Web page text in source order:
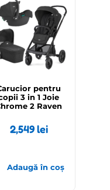
pentru
3 in 1 Joie
2 Raven
2,549lei
Adaugă în coș